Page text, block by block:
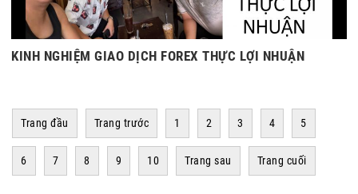
KINH NGHIỆM GIAO DỊCH FOREX THỰC LỢI NHUẬN
Trang đầu Trang trước 1 2 3 4 5
6 7 8 9 10 Trang sau Trang cuối